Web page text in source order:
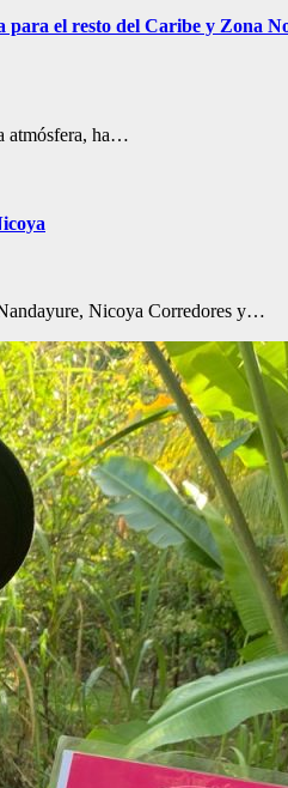
el resto del Caribe y Zona
atmósfera, ha…
Nicoya Corredores y…